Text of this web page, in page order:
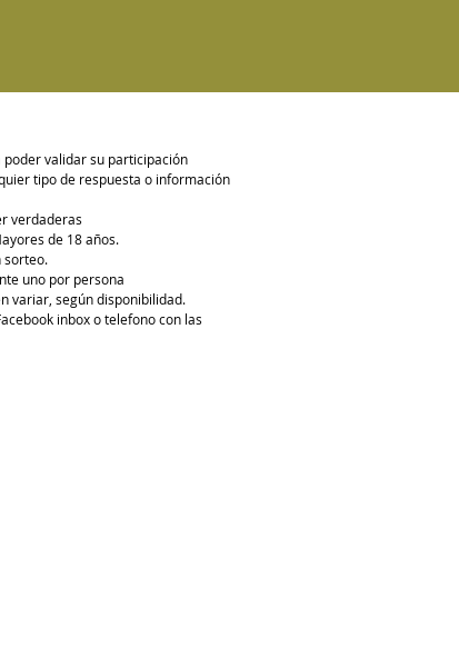
validar su participación
tipo de respuesta o información
verdaderas
de 18 años.
sorteo.
uno por persona
variar, según disponibilidad.
inbox o telefono con las